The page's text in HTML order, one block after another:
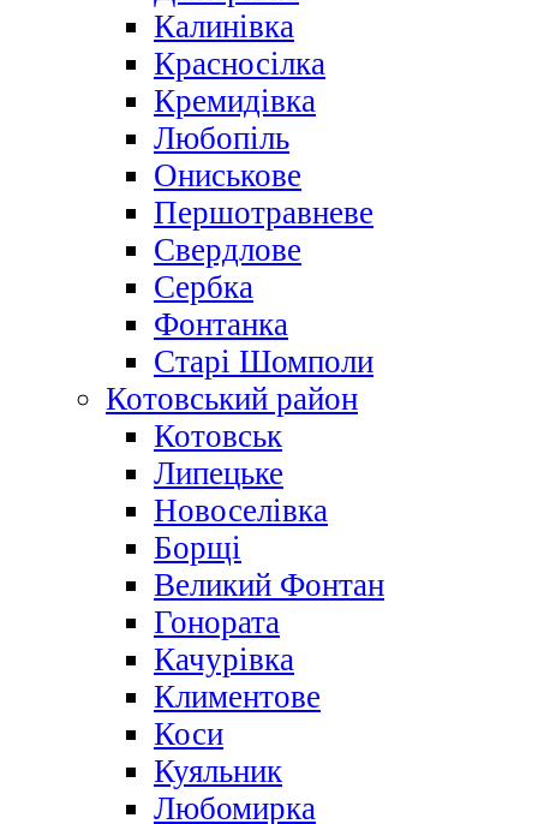
Калинівка
Красносілка
Кремидівка
Любопіль
Ониськове
Першотравневе
Свердлове
Сербка
Фонтанка
Старі Шомполи
Котовський район
Котовськ
Липецьке
Новоселівка
Борщі
Великий Фонтан
Гонората
Качурівка
Климентове
Коси
Куяльник
Любомирка